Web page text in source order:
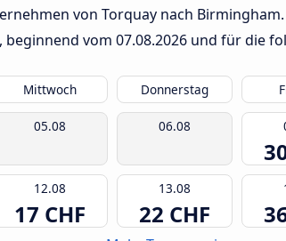
von Torquay nach
beginnend vom 07.08.2026 und für die
Mittwoch Donnerstag
05.08 06.08
12.08
17 CHF
13.08
22 CHF